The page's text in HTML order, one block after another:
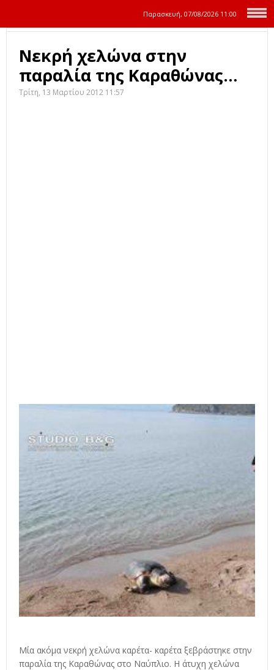
Παρασκευή, 07/08/2026 11:00
Νεκρή χελώνα στην
παραλία της Καραθώνας…
Τρίτη, 13 Μαρτίου 2012 11:57
Μία ακόμα νεκρή χελώνα καρέτα- καρέτα ξεβράστηκε στην
παραλία της Καραθώνας στο Ναύπλιο. Η άτυχη χελώνα